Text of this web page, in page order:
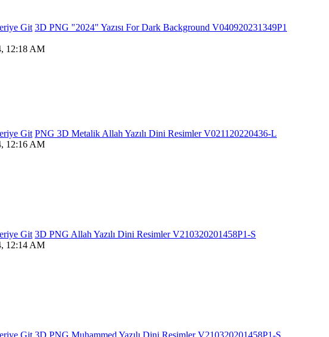
3D PNG "2024" Yazısı For Dark Background V040920231349P1
12:18 AM
PNG 3D Metalik Allah Yazılı Dini Resimler V021120220436-L
12:16 AM
3D PNG Allah Yazılı Dini Resimler V210320201458P1-S
12:14 AM